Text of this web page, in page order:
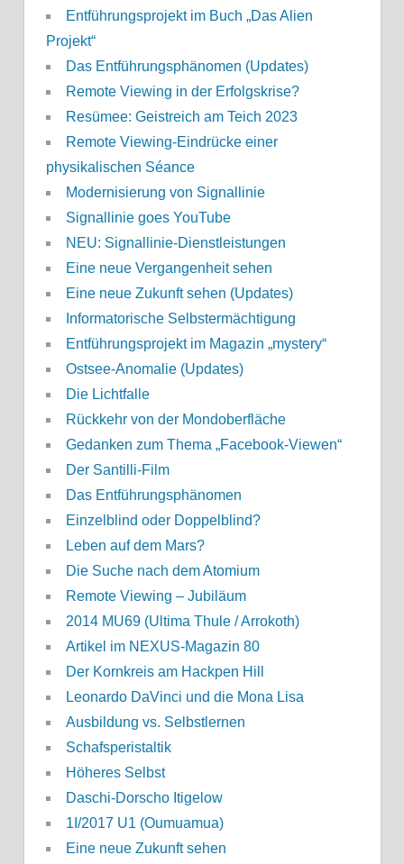
Entführungsprojekt im Buch „Das Alien
Projekt“
Das Entführungsphänomen (Updates)
Remote Viewing in der Erfolgskrise?
Resümee: Geistreich am Teich 2023
Remote Viewing-Eindrücke einer
physikalischen Séance
Modernisierung von Signallinie
Signallinie goes YouTube
NEU: Signallinie-Dienstleistungen
Eine neue Vergangenheit sehen
Eine neue Zukunft sehen (Updates)
Informatorische Selbstermächtigung
Entführungsprojekt im Magazin „mystery“
Ostsee-Anomalie (Updates)
Die Lichtfalle
Rückkehr von der Mondoberfläche
Gedanken zum Thema „Facebook-Viewen“
Der Santilli-Film
Das Entführungsphänomen
Einzelblind oder Doppelblind?
Leben auf dem Mars?
Die Suche nach dem Atomium
Remote Viewing – Jubiläum
2014 MU69 (Ultima Thule / Arrokoth)
Artikel im NEXUS-Magazin 80
Der Kornkreis am Hackpen Hill
Leonardo DaVinci und die Mona Lisa
Ausbildung vs. Selbstlernen
Schafsperistaltik
Höheres Selbst
Daschi-Dorscho Itigelow
1I/2017 U1 (Oumuamua)
Eine neue Zukunft sehen